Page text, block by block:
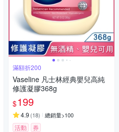
滿額折200
Vaseline 凡士林經典嬰兒高純
修護凝膠368g
$199
4.9 (18) 總銷量>100
活動 券